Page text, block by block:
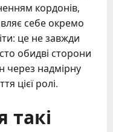
кордонів,
себе окремо
це не завжди
обидві сторони
через надмірну
цієї ролі.